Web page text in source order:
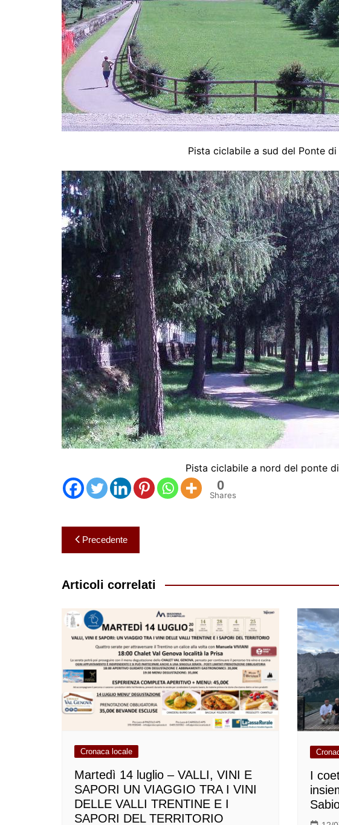
Pista ciclabile a sud del Ponte di
Pista ciclabile a nord del ponte
0
Shares
Navigazione
articoli
Precedente
Articoli correlati
Cronaca locale
Martedì 14 luglio – VALLI, VINI E
SAPORI UN VIAGGIO TRA I VINI
DELLE VALLI TRENTINE E I
SAPORI DEL TERRITORIO
I